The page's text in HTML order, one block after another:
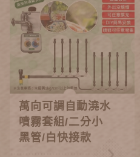
萬向可調自動澆水
噴霧套組/二分小
黑管/白快接款